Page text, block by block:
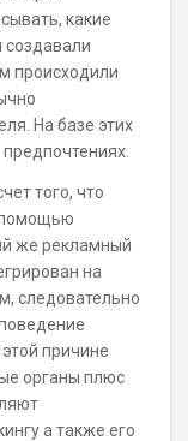
какие
создавали
происходили
На базе этих
того, что
помощью
же рекламный
на
следовательно
причине
органы плюс
а также его